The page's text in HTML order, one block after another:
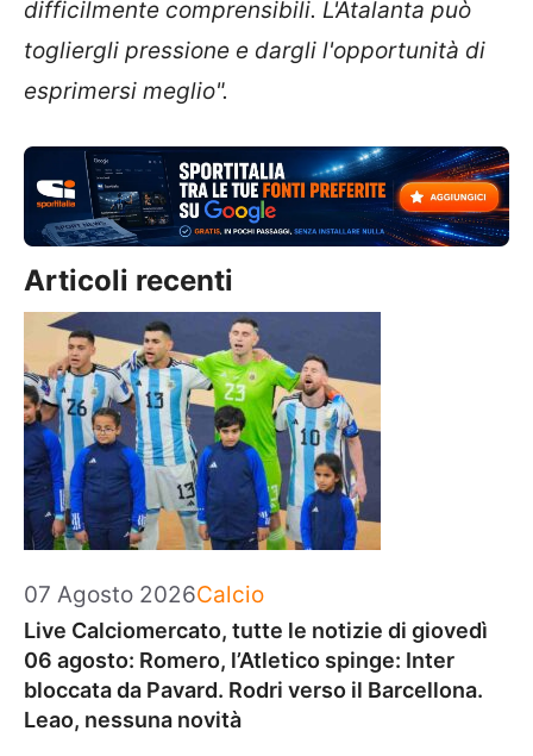
difficilmente comprensibili. L'Atalanta può
togliergli pressione e dargli l'opportunità di
esprimersi meglio".
Articoli recenti
07 Agosto 2026Categorie
Calcio
Live Calciomercato, tutte le notizie di giovedì
06 agosto: Romero, l’Atletico spinge: Inter
bloccata da Pavard. Rodri verso il Barcellona.
Leao, nessuna novità